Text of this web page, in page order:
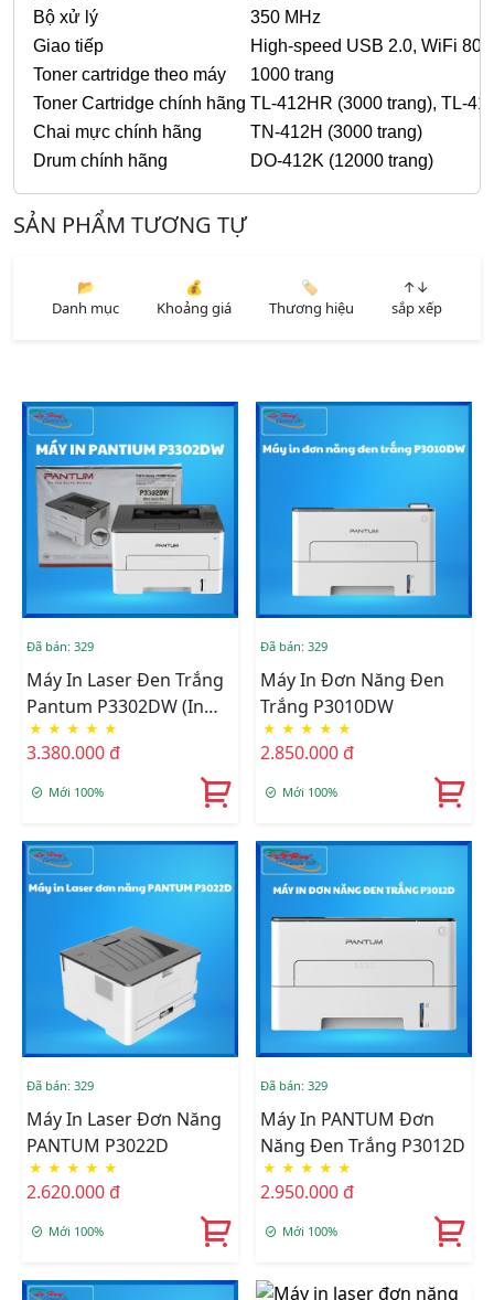
Bộ xử lý
350 MHz
Giao tiếp
High-speed USB 2.0, WiFi
Toner cartridge theo máy
1000 trang
Toner Cartridge chính hãng TL-412HR (3000 trang), TL-
Chai mực chính hãng
TN-412H (3000 trang)
Drum chính hãng
DO-412K (12000 trang)
SẢN PHẨM TƯƠNG TỰ
📂
Danh mục
💰
Khoảng giá
🏷️
Thương hiệu
↑↓
sắp xếp
Đã bán: 329
Máy In Laser Đen Trắng
Pantum P3302DW (In
Đảo Mặt | A4| A5| USB|
LAN| WIFI)
★ ★ ★ ★ ★
3.380.000 đ
Mới 100%
Đã bán: 329
Máy In Đơn Năng Đen
Trắng P3010DW
★ ★ ★ ★ ★
2.850.000 đ
Mới 100%
Đã bán: 329
Máy In Laser Đơn Năng
PANTUM P3022D
★ ★ ★ ★ ★
2.620.000 đ
Mới 100%
Đã bán: 329
Máy In PANTUM Đơn
Năng Đen Trắng P3012D
★ ★ ★ ★ ★
2.950.000 đ
Mới 100%